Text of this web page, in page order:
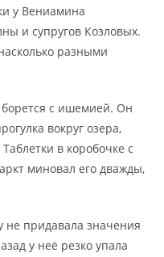
у Вениамина
и супругов Козловых.
разными
с ишемией. Он
вокруг озера,
в коробочке с
миновал его дважды,
не придавала значения
у неё резко упала